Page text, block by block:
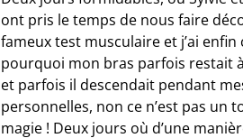
ont pris le temps de nous faire
fameux test musculaire et j’ai enfin
pourquoi mon bras parfois restait
et parfois il descendait pendant
personnelles, non ce n’est pas un
magie ! Deux jours où d’une